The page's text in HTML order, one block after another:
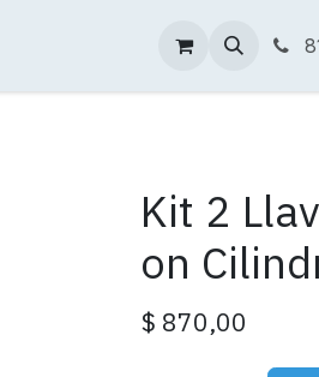
Sucursales
Kit 2
on
$ 870,00